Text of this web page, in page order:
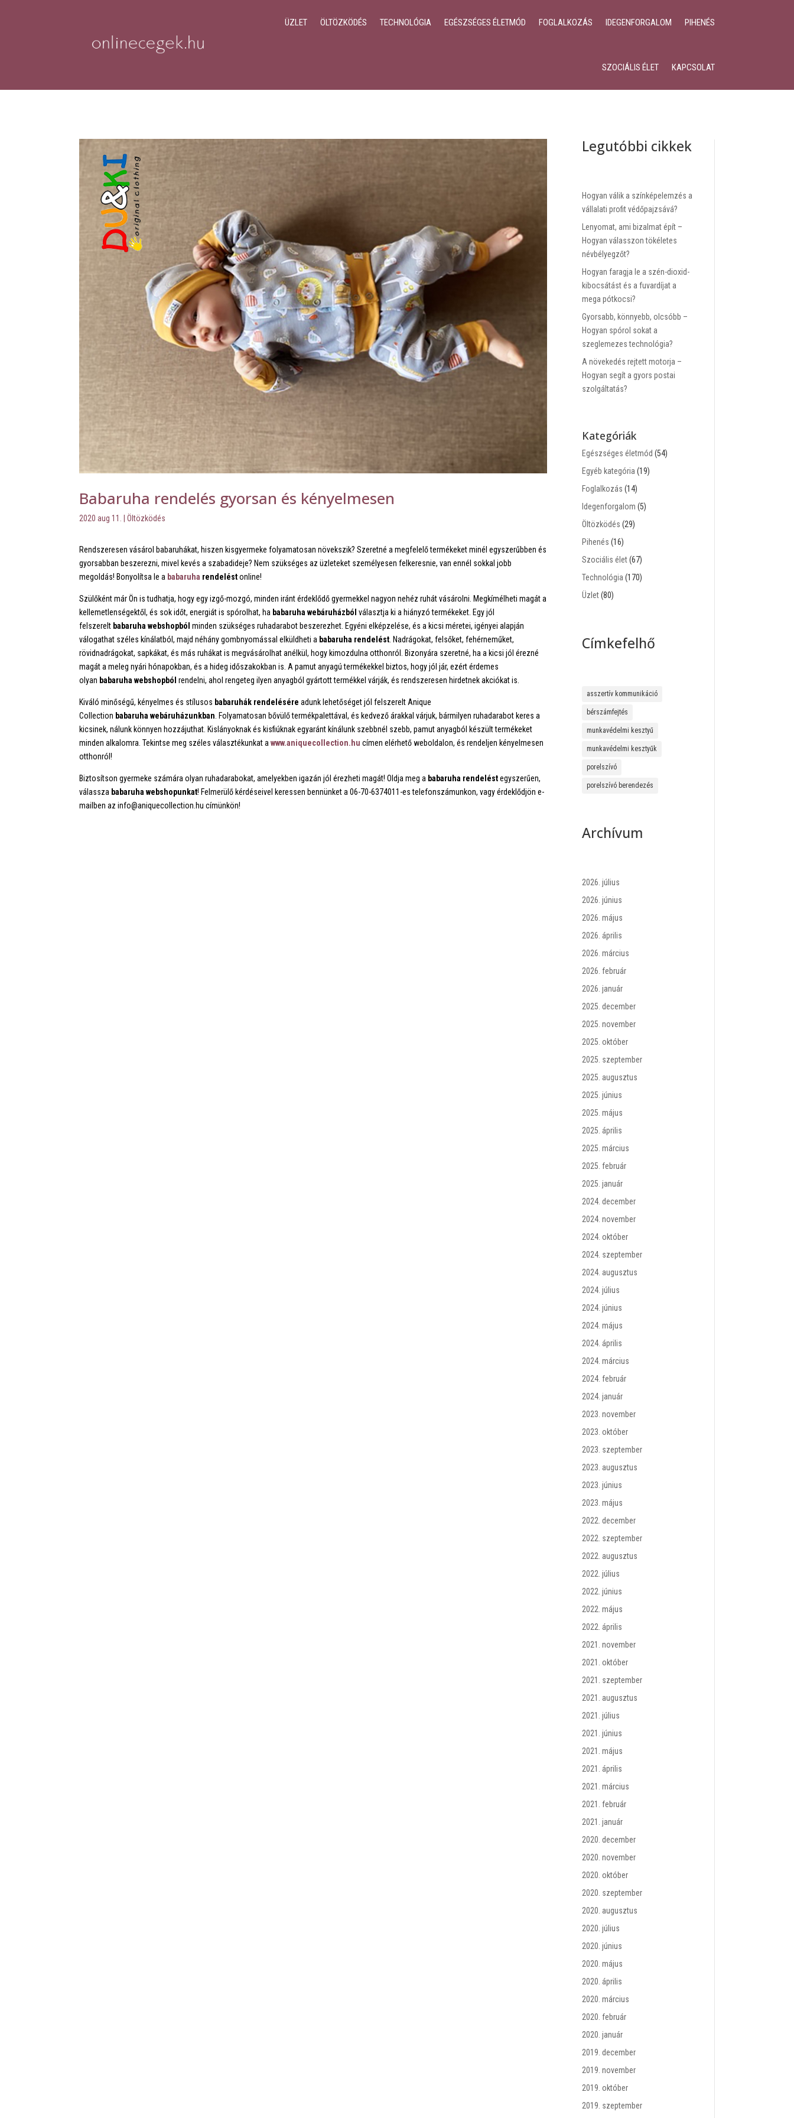
ÜZLET ÖLTÖZKÖDÉS TECHNOLÓGIA EGÉSZSÉGES ÉLETMÓD FOGLALKOZÁS IDEGENFORGALOM PIHENÉS
SZOCIÁLIS ÉLET KAPCSOLAT
Babaruha rendelés gyorsan és kényelmesen
2020 aug 11. |Öltözködés
Rendszeresen vásárol babaruhákat, hiszen kisgyermeke folyamatosan növekszik? Szeretné a megfelelő termékeket minél egyszerűbben és
gyorsabban beszerezni, mivel kevés a szabadideje? Nem szükséges az üzleteket személyesen felkeresnie, van ennél sokkal jobb
megoldás! Bonyolítsa le a babaruha rendeléstonline!
Szülőként már Ön is tudhatja, hogy egy izgő-mozgó, minden iránt érdeklődő gyermekkel nagyon nehéz ruhát vásárolni. Megkímélheti magát a
kellemetlenségektől, és sok időt, energiát is spórolhat, ha babaruha webáruházból választja ki a hiányzó termékeket. Egy jól
felszerelt babaruha webshopból minden szükséges ruhadarabot beszerezhet. Egyéni elképzelése, és a kicsi méretei, igényei alapján
válogathat széles kínálatból, majd néhány gombnyomással elküldheti a babaruha rendelést . Nadrágokat, felsőket, fehérneműket,
rövidnadrágokat, sapkákat, és más ruhákat is megvásárolhat anélkül, hogy kimozdulna otthonról. Bizonyára szeretné, ha a kicsi jól érezné
magát a meleg nyári hónapokban, és a hideg időszakokban is. A pamut anyagú termékekkel biztos, hogy jól jár, ezért érdemes
olyan babaruha webshopból rendelni, ahol rengeteg ilyen anyagból gyártott termékkel várják, és rendszeresen hirdetnek akciókat is.
Kiváló minőségű, kényelmes és stílusos babaruhák rendelésére adunk lehetőséget jól felszerelt Anique
Collection babaruha webáruházunkban . Folyamatosan bővülő termékpalettával, és kedvező árakkal várjuk, bármilyen ruhadarabot keres a
kicsinek, nálunk könnyen hozzájuthat. Kislányoknak és kisfiúknak egyaránt kínálunk szebbnél szebb, pamut anyagból készült termékeket
minden alkalomra. Tekintse meg széles választékunkat awww.aniquecollection.hu címen elérhető weboldalon, és rendeljen kényelmesen
otthonról!
Biztosítson gyermeke számára olyan ruhadarabokat, amelyekben igazán jól érezheti magát! Oldja meg a babaruha rendeléstegyszerűen,
válassza babaruha webshopunkat! Felmerülő kérdéseivel keressen bennünket a 06-70-6374011-es telefonszámunkon, vagy érdeklődjön e-
mailben az info@aniquecollection.hu címünkön!
Legutóbbi cikkek
Hogyan válik a színképelemzés a
vállalati profit védőpajzsává?
Lenyomat, ami bizalmat épít –
Hogyan válasszon tökéletes
névbélyegzőt?
Hogyan faragja le a szén-dioxid-
kibocsátást és a fuvardíjat a
mega pótkocsi?
Gyorsabb, könnyebb, olcsóbb –
Hogyan spórol sokat a
szeglemezes technológia?
A növekedés rejtett motorja –
Hogyan segít a gyors postai
szolgáltatás?
Kategóriák
Egészséges életmód (54)
Egyéb kategória (19)
Foglalkozás (14)
Idegenforgalom (5)
Öltözködés (29)
Pihenés (16)
Szociális élet(67)
Technológia (170)
Üzlet(80)
Címkefelhő
asszertív kommunikáció
bérszámfejtés
munkavédelmi kesztyű
munkavédelmi kesztyűk
porelszívó
porelszívó berendezés
Archívum
2026. július
2026. június
2026. május
2026. április
2026. március
2026. február
2026. január
2025. december
2025. november
2025. október
2025. szeptember
2025. augusztus
2025. június
2025. május
2025. április
2025. március
2025. február
2025. január
2024. december
2024. november
2024. október
2024. szeptember
2024. augusztus
2024. július
2024. június
2024. május
2024. április
2024. március
2024. február
2024. január
2023. november
2023. október
2023. szeptember
2023. augusztus
2023. június
2023. május
2022. december
2022. szeptember
2022. augusztus
2022. július
2022. június
2022. május
2022. április
2021. november
2021. október
2021. szeptember
2021. augusztus
2021. július
2021. június
2021. május
2021. április
2021. március
2021. február
2021. január
2020. december
2020. november
2020. október
2020. szeptember
2020. augusztus
2020. július
2020. június
2020. május
2020. április
2020. március
2020. február
2020. január
2019. december
2019. november
2019. október
2019. szeptember